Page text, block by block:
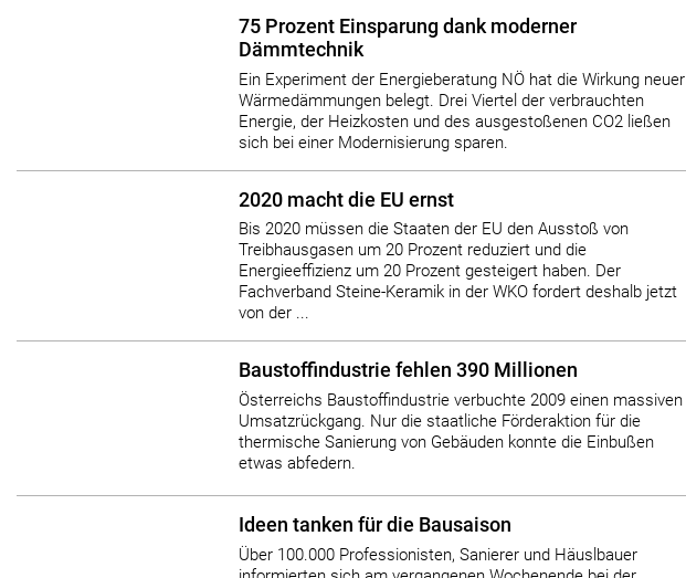
75 Prozent Einsparung dank moderner
Dämmtechnik
Ein Experiment der Energieberatung NÖ hat die Wirkung neuer
Wärmedämmungen belegt. Drei Viertel der verbrauchten
Energie, der Heizkosten und des ausgestoßenen CO2 ließen
sich bei einer Modernisierung sparen.
2020 macht die EU ernst
Bis 2020 müssen die Staaten der EU den Ausstoß von
Treibhausgasen um 20 Prozent reduziert und die
Energieeffizienz um 20 Prozent gesteigert haben. Der
Fachverband Steine-Keramik in der WKO fordert deshalb jetzt
von der ...
Baustoffindustrie fehlen 390 Millionen
Österreichs Baustoffindustrie verbuchte 2009 einen massiven
Umsatzrückgang. Nur die staatliche Förderaktion für die
thermische Sanierung von Gebäuden konnte die Einbußen
etwas abfedern.
Ideen tanken für die Bausaison
Über 100.000 Professionisten, Sanierer und Häuslbauer